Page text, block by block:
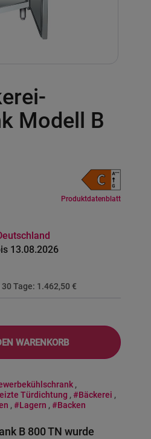
Modell B
Produktdatenblatt
13.08.2026
Tage: 1.462,50 €
WARENKORB
,
Türdichtung ,#Bäckerei ,
,#Lagern ,#Backen
B 800 TN wurde